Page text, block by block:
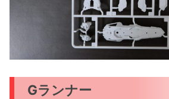
Gランナー